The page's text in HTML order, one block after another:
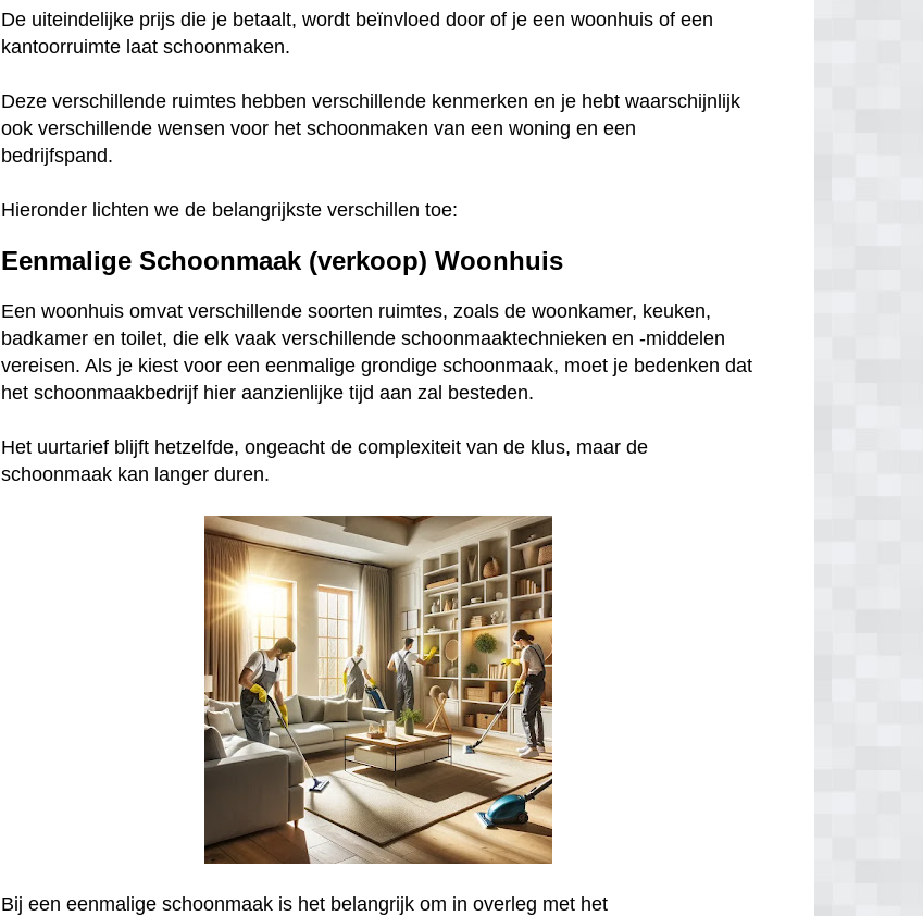
De uiteindelijke prijs die je betaalt, wordt beïnvloed door of je een woonhuis of een
kantoorruimte laat schoonmaken.
Deze verschillende ruimtes hebben verschillende kenmerken en je hebt waarschijnlijk
ook verschillende wensen voor het schoonmaken van een woning en een
bedrijfspand.
Hieronder lichten we de belangrijkste verschillen toe:
Eenmalige Schoonmaak (verkoop) Woonhuis
Een woonhuis omvat verschillende soorten ruimtes, zoals de woonkamer, keuken,
badkamer en toilet, die elk vaak verschillende schoonmaaktechnieken en -middelen
vereisen. Als je kiest voor een eenmalige grondige schoonmaak, moet je bedenken dat
het schoonmaakbedrijf hier aanzienlijke tijd aan zal besteden.
Het uurtarief blijft hetzelfde, ongeacht de complexiteit van de klus, maar de
schoonmaak kan langer duren.
Bij een eenmalige schoonmaak is het belangrijk om in overleg met het